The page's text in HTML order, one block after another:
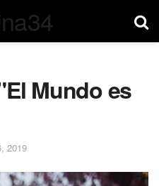
Mundo es
2019